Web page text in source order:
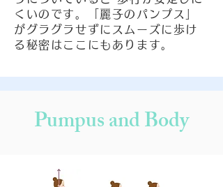
くいのです。「麗子のパンプス」
がグラグラせずにスムーズに歩け
る秘密はここにもあります。
Pumpus and Body